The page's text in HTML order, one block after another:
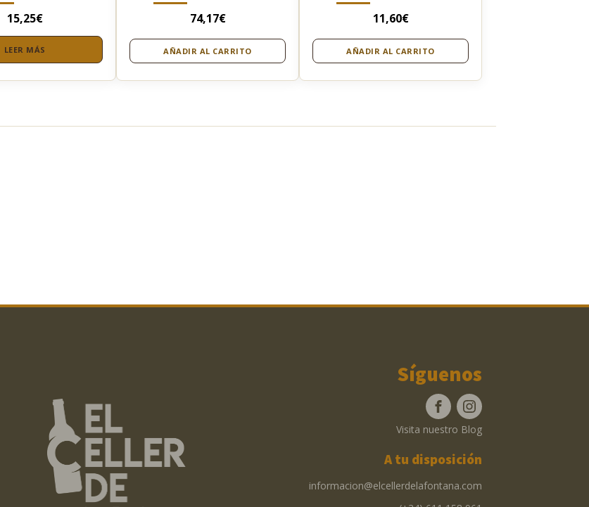
15,25€
LEER MÁS
74,17€
AÑADIR AL CARRITO
11,60€
AÑADIR AL CARRITO
Síguenos
Visita nuestro Blog
A tu disposición
informacion@elcellerdelafontana.com